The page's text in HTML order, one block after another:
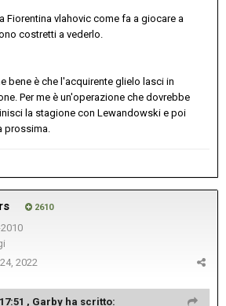
Fiorentina vlahovic come fa a giocare a
costretti a vederlo.
bene è che l'acquirente glielo lasci in
Per me è un'operazione che dovrebbe
la stagione con Lewandowski e poi
prossima.
2610
2022
, Garby ha scritto: